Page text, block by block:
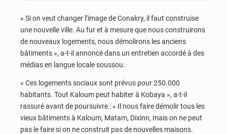
« Si on veut changer l’image de Conakry, il faut construise
une nouvelle ville. Au fur et à mesure que nous construirons
de nouveaux logements, nous démolirons les anciens
bâtiments », a-t-il annoncé dans un entretien accordé à des
médias en langue locale soussou.
« Ces logements sociaux sont prévus pour 250.000
habitants. Tout Kaloum peut habiter à Kobaya », a-t-il
rassuré avant de poursuivre : « Il nous faire démolir tous les
vieux bâtiments à Kaloum, Matam, Dixinn, mais on ne peut
pas le faire si on ne construit pas de nouvelles maisons.